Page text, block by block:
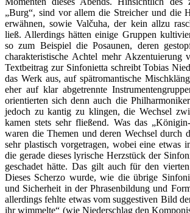
„Burg“, sind vor allem die Streicher und die
erwähnen, sowie Valčuha, der kein allzu
ließ. Allerdings hätten einige Gruppen
so zum Beispiel die Posaunen, deren
charakteristische Achtel mehr Akzentuierung
Textbeitrag zur Sinfonietta schreibt Tobias
das Werk aus, auf spätromantische
eher auf klar abgetrennte
orientierten sich denn auch die
jedoch zu kantig zu klingen, die Wechsel
kamen stets sehr fließend. Was das
waren die Themen und deren Wechsel durch
sehr plastisch vorgetragen, wobei eine etwas
die gerade dieses lyrische Herzstück der
geschadet hätte. Das gilt auch für den
Dieses Scherzo wurde, wie die übrige
und Sicherheit in der Phrasenbildung und
allerdings fehlte etwas vom suggestiven Bild
ihr wimmelte“ (wie Niederschlag den